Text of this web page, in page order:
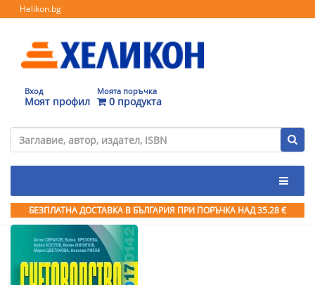
Helikon.bg
Вход
Моят профил
Моята поръчка
0 продукта
БЕЗПЛАТНА ДОСТАВКА В БЪЛГАРИЯ ПРИ ПОРЪЧКА НАД 35.28 €